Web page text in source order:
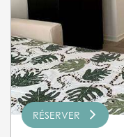
RÉSERVER